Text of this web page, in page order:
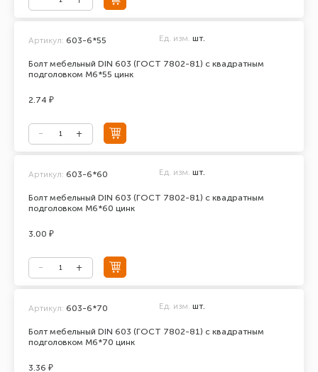
Болт мебельный DIN 603 (ГОСТ 7802-81) с квадратным
подголовком М6*55 цинк
Артикул: 603-6*55 Ед. изм. шт.
2.74 ₽
Болт мебельный DIN 603 (ГОСТ 7802-81) с квадратным
подголовком М6*60 цинк
Артикул: 603-6*60 Ед. изм. шт.
3.00 ₽
Болт мебельный DIN 603 (ГОСТ 7802-81) с квадратным
подголовком М6*70 цинк
Артикул: 603-6*70 Ед. изм. шт.
3.36 ₽